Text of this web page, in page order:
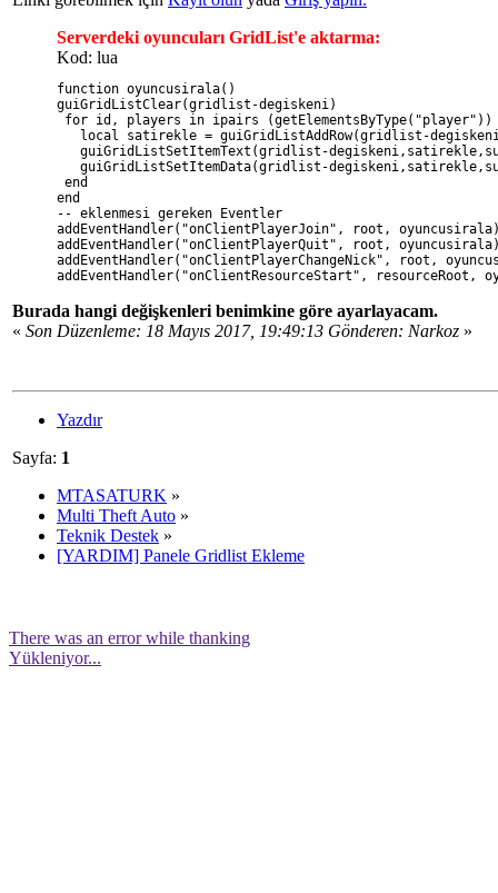
Serverdeki oyuncuları GridList'e aktarma:
Kod: lua
function oyuncusirala()
guiGridListClear(gridlist-degiskeni)
for id, players in ipairs (getElementsByType("player"))
local satirekle = guiGridListAddRow(gridlist-
guiGridListSetItemText(gridlist-
guiGridListSetItemData(gridlist-
end
end
-- eklenmesi gereken Eventler
addEventHandler("onClientPlayerJoin", root,
addEventHandler("onClientPlayerQuit", root,
addEventHandler("onClientPlayerChangeNick", root,
addEventHandler("onClientResourceStart",
Burada hangi değişkenleri benimkine göre ayarlayacam.
« Son Düzenleme: 18 Mayıs 2017, 19:49:13 Gönderen: Narkoz »
Yazdır
Sayfa: 1
MTASATURK »
Multi Theft Auto »
Teknik Destek »
[YARDIM] Panele Gridlist Ekleme
There was an error while thanking
Yükleniyor...